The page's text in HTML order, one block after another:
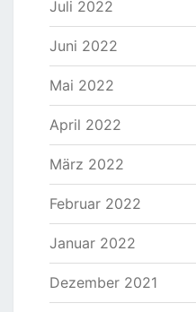
Juli 2022
Juni 2022
Mai 2022
April 2022
März 2022
Februar 2022
Januar 2022
Dezember 2021